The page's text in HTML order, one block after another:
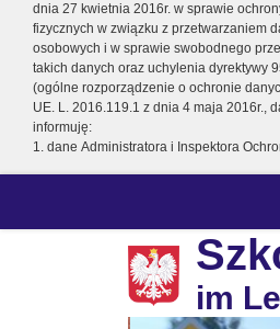
dnia 27 kwietnia 2016r. w sprawie
fizycznych w związku z przetwarzaniem
osobowych i w sprawie swobodnego
takich danych oraz uchylenia dyrektywy
(ogólne rozporządzenie o ochronie
UE. L. 2016.119.1 z dnia 4 maja 2016r.,
informuję:
1. dane Administratora i Inspektora
im